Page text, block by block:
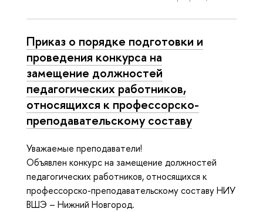
Приказ о порядке подготовки и
проведения конкурса на
замещение должностей
педагогических работников,
относящихся к профессорско-
преподавательскому составу
Уважаемые преподаватели!
Объявлен конкурс на замещение должностей
педагогических работников, относящихся к
профессорско-преподавательскому составу НИУ
ВШЭ – Нижний Новгород.